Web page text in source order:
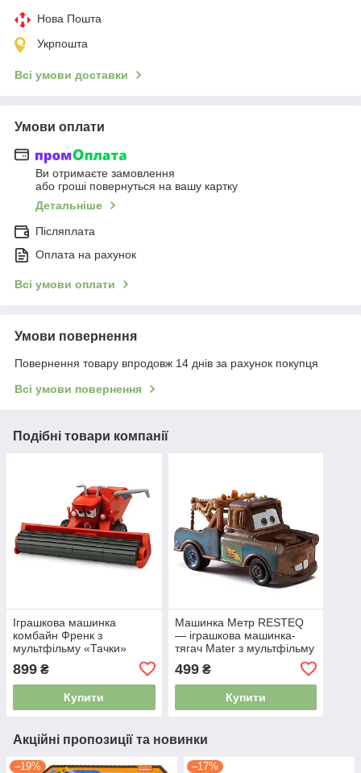
Нова Пошта
Укрпошта
Всі умови доставки
Умови оплати
Ви отримаєте замовлення
або гроші повернуться на вашу картку
Детальніше
Післяплата
Оплата на рахунок
Всі умови оплати
Умови повернення
Повернення товару впродовж 14 днів за рахунок покупця
Всі умови повернення
Подібні товари компанії
Іграшкова машинка
комбайн Френк з
мультфільму «Тачки»
RESTEQ, 125×105×55 мм
— фігурка Frank Harvester
із Cars 4912495
899 ₴
Купити
Машинка Метр RESTEQ
— іграшкова машинка-
тягач Mater з мультфільму
Тачки (Cars), автомобіль 8
см, ABS пластик 4912106
499₴
Купити
Акційні пропозиції та новинки
–19% –17%